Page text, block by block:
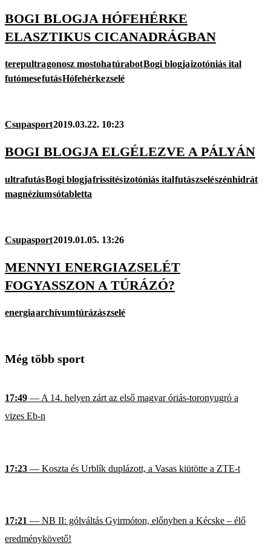
BOGI BLOGJA HÓFEHÉRKE
ELASZTIKUS CICANADRÁGBAN
terepultragonosz mostohatúrabotBogi blogjaizotóniás ital
futómesefutásHófehérkezselé
Csupasport2019.03.22. 10:23
BOGI BLOGJA ELGÉLEZVE A PÁLYÁN
ultrafutásBogi blogjafrissítésizotóniás italfutászselészénhidrát
magnéziumsótabletta
Csupasport2019.01.05. 13:26
MENNYI ENERGIAZSELÉT
FOGYASSZON A TÚRÁZÓ?
energiaarchívumtúrázászselé
Még több sport
17:49 — A 14. helyen zárt az első magyar óriás-toronyugró a
vizes Eb-n
17:23 — Koszta és Urblík duplázott, a Vasas kiütötte a ZTE-t
17:21 — NB II: gólváltás Gyirmóton, előnyben a Kécske – élő
eredménykövető!